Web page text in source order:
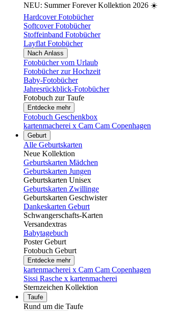
NEU: Summer Forever Kollektion 2026 ☀️
Hardcover Fotobücher
Softcover Fotobücher
Stoffeinband Fotobücher
Layflat Fotobücher
Nach Anlass
Fotobücher vom Urlaub
Fotobücher zur Hochzeit
Baby-Fotobücher
Jahresrückblick-Fotobücher
Fotobuch zur Taufe
Entdecke mehr
Fotobuch Geschenkbox
kartenmacherei x Cam Cam Copenhagen
Geburt
Alle Geburtskarten
Neue Kollektion
Geburtskarten Mädchen
Geburtskarten Jungen
Geburtskarten Unisex
Geburtskarten Zwillinge
Geburtskarten Geschwister
Dankeskarten Geburt
Schwangerschafts-Karten
Versandextras
Babytagebuch
Poster Geburt
Fotobuch Geburt
Entdecke mehr
kartenmacherei x Cam Cam Copenhagen
Sissi Rasche x kartenmacherei
Sternzeichen Kollektion
Taufe
Rund um die Taufe